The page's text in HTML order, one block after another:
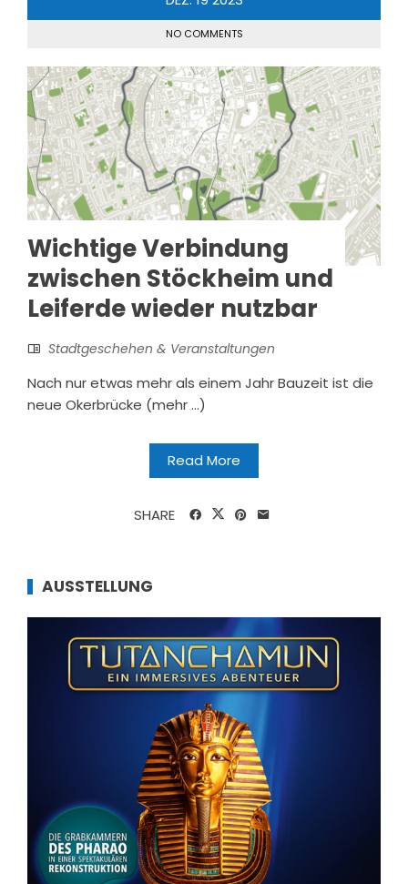
NO COMMENTS
Wichtige Verbindung
zwischen Stöckheim und
Leiferde wieder nutzbar
Stadtgeschehen & Veranstaltungen
Nach nur etwas mehr als einem Jahr Bauzeit ist die
neue Okerbrücke (mehr …)
Read More
SHARE
AUSSTELLUNG